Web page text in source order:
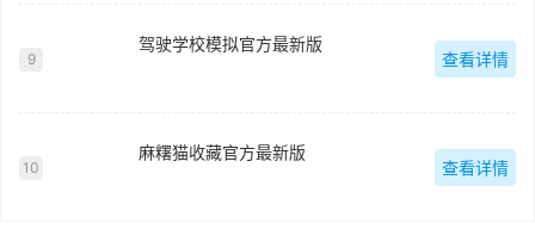
9
驾驶学校模拟官方最新版
查看详情
10
麻糬猫收藏官方最新版
查看详情